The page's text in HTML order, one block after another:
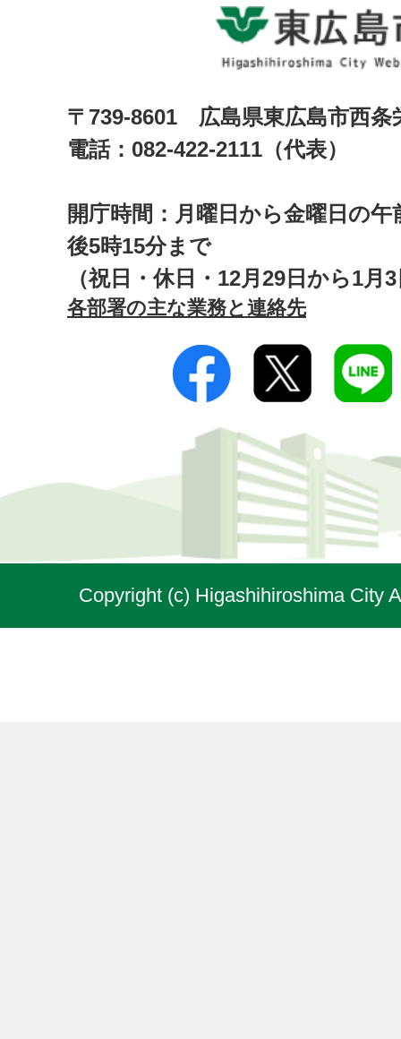
〒739-8601 広島県東広島市西
電話：082-422-2111（代表）
開庁時間：月曜日から金曜日の午
後5時15分まで
（祝日・休日・12月29日から1月
各部署の主な業務と連絡先
Copyright (c) Higashihiroshima City